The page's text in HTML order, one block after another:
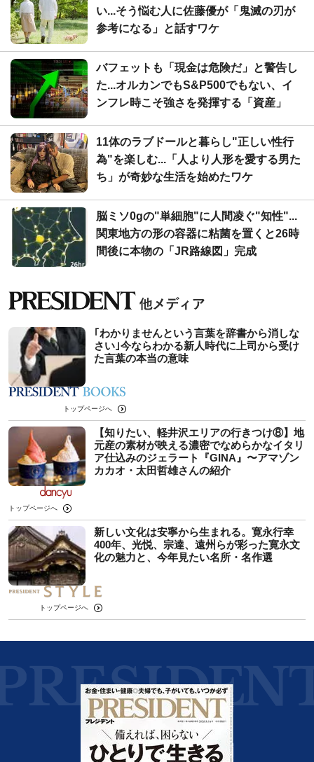
い...そう悩む人に佐藤優が「鬼滅の刃が
参考になる」と話すワケ
バフェットも「現金は危険だ」と警告し
た...オルカンでもS&P500でもない、イ
ンフレ時こそ強さを発揮する「資産」
11体のラブドールと暮らし"正しい性行
為"を楽しむ...「人より人形を愛する男た
ち」が奇妙な生活を始めたワケ
脳ミソ0gの"単細胞"に人間凌ぐ"知性"...
関東地方の形の容器に粘菌を置くと26時
間後に本物の「JR路線図」完成
｢わかりませんという言葉を辞書から消しな
さい｣今ならわかる新人時代に上司から受け
た言葉の本当の意味
トップページへ
【知りたい、軽井沢エリアの行きつけ⑧】地
元産の素材が映える濃密でなめらかなイタリ
ア仕込みのジェラート『GINA』〜アマゾン
カカオ・太田哲雄さんの紹介
トップページへ
新しい文化は安寧から生まれる。寛永行幸
400年、光悦、宗達、遠州らが彩った寛永文
化の魅力と、今年見たい名所・名作選
トップページへ